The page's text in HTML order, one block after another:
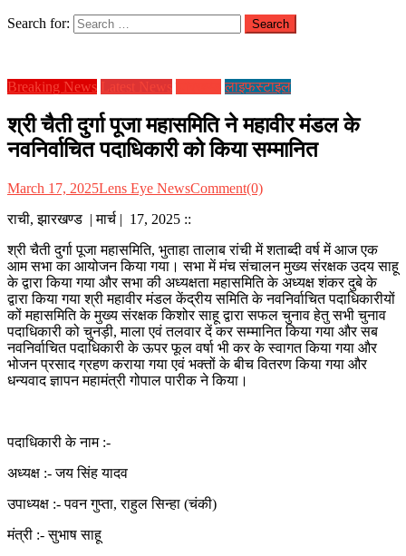
Search for:
Breaking News Latest News लाइफस्टाइल
श्री चैती दुर्गा पूजा महासमिति ने महावीर मंडल के
नवनिर्वाचित पदाधिकारी को किया सम्मानित
March 17, 2025Lens Eye NewsComment(0)
राची, झारखण्ड | मार्च | 17, 2025 ::
श्री चैती दुर्गा पूजा महासमिति, भुताहा तालाब रांची में शताब्दी वर्ष में आज एक
आम सभा का आयोजन किया गया। सभा में मंच संचालन मुख्य संरक्षक उदय साहू
के द्वारा किया गया और सभा की अध्यक्षता महासमिति के अध्यक्ष शंकर दुबे के
द्वारा किया गया श्री महावीर मंडल केंद्रीय समिति के नवनिर्वाचित पदाधिकारीयों
कों महासमिति के मुख्य संरक्षक किशोर साहू द्वारा सफल चुनाव हेतु सभी चुनाव
पदाधिकारी को चुनड़ी, माला एवं तलवार दें कर सम्मानित किया गया और सब
नवनिर्वाचित पदाधिकारी के ऊपर फूल वर्षा भी कर के स्वागत किया गया और
भोजन प्रसाद ग्रहण कराया गया एवं भक्तों के बीच वितरण किया गया और
धन्यवाद ज्ञापन महामंत्री गोपाल पारीक ने किया।
पदाधिकारी के नाम :-
अध्यक्ष :- जय सिंह यादव
उपाध्यक्ष :- पवन गुप्ता, राहुल सिन्हा (चंकी)
मंत्री :- सुभाष साहू